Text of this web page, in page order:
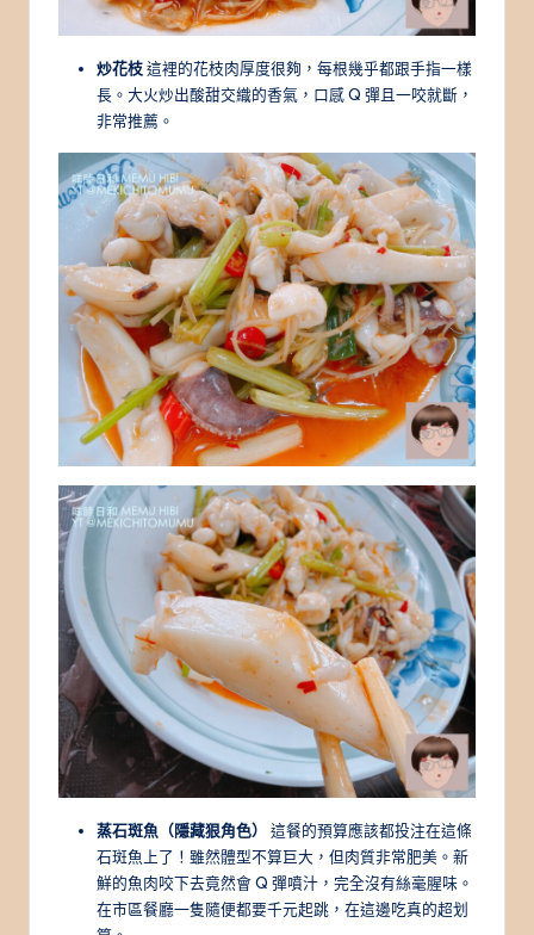
炒花枝這裡的花枝肉厚度很夠，每根幾乎都跟手指一樣
長。大火炒出酸甜交織的香氣，口感 Q 彈且一咬就斷，
非常推薦。
蒸石斑魚（隱藏狠角色）
這餐的預算應該都投注在這條
石斑魚上了！雖然體型不算巨大，但肉質非常肥美。新
鮮的魚肉咬下去竟然會 Q 彈噴汁，完全沒有絲毫腥味。
在市區餐廳一隻隨便都要千元起跳，在這邊吃真的超划